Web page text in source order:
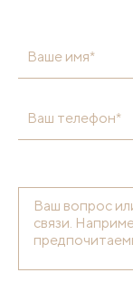
Ваше имя*
Ваш телефон*